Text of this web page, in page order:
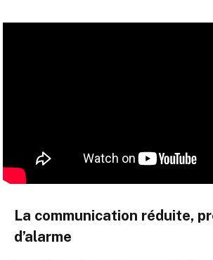
La communication réduite,
d’alarme